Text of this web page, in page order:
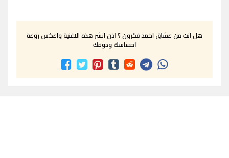
هل انت من عشاق احمد فكرون ؟ اذن انشر هذه الاغنية واعكس روعة
احساسك وذوقك